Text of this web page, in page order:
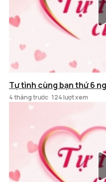
Tự tình cùng bạn thứ 6
4 tháng trước 124 lượt xem